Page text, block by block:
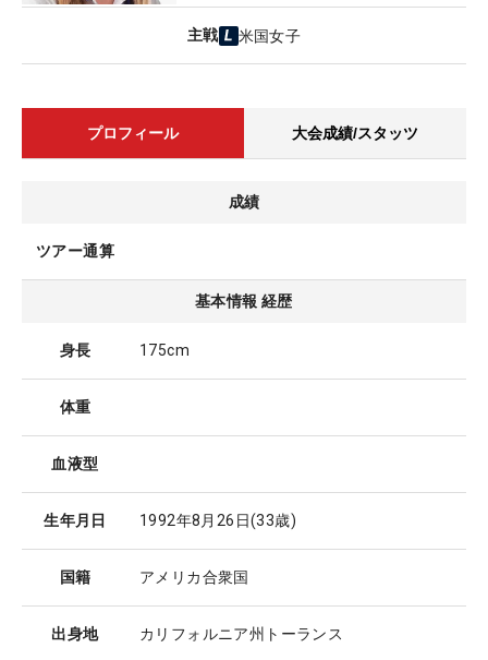
主戦 米国女子
プロフィール 大会成績/スタッツ
成績
ツアー通算
基本情報 経歴
身長 175cm
体重
血液型
生年月日 1992年8月26日(33歳)
国籍 アメリカ合衆国
出身地 カリフォルニア州トーランス